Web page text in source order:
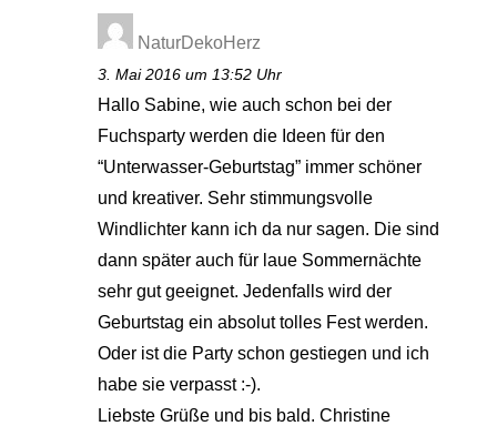
NaturDekoHerz
3. Mai 2016 um 13:52 Uhr
Hallo Sabine, wie auch schon bei der
Fuchsparty werden die Ideen für den
“Unterwasser-Geburtstag” immer schöner
und kreativer. Sehr stimmungsvolle
Windlichter kann ich da nur sagen. Die sind
dann später auch für laue Sommernächte
sehr gut geeignet. Jedenfalls wird der
Geburtstag ein absolut tolles Fest werden.
Oder ist die Party schon gestiegen und ich
habe sie verpasst :-).
Liebste Grüße und bis bald. Christine